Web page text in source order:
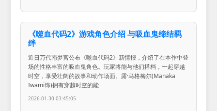
《噬血代码2》游戏角色介绍 与吸血鬼缔结羁
绊
近日万代南梦宫公布《噬血代码2》新情报，介绍了在本作中登
场的性格丰富的吸血鬼角色。玩家将能与他们搭档，一起穿越
时空，享受壮阔的故事和动作场面。露·马格梅尔(Manaka
Iwami饰)拥有穿越时空的能
2026-01-30 03:45:05